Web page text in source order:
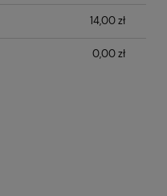
14,00 zł
0,00 zł